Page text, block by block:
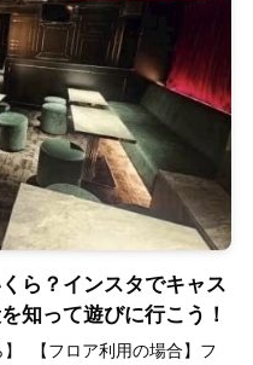
ら？インスタでキャス
知って遊びに行こう！
】 【フロア利用の場合】フ